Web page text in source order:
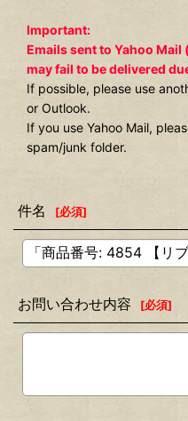
Important:
Emails sent to Yahoo
may fail to be delivered
If possible, please use
or Outlook.
If you use Yahoo Mail,
spam/junk folder.
件名 [必須]
お問い合わせ内容 [必須]